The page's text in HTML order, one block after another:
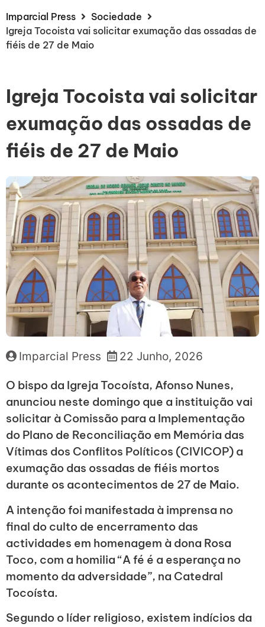
Imparcial Press
Sociedade
Igreja Tocoista vai solicitar exumação das ossadas de
fiéis de 27 de Maio
Igreja Tocoista vai solicitar
exumação das ossadas de
fiéis de 27 de Maio
Imparcial Press 22 Junho, 2026
O bispo da Igreja Tocoísta, Afonso Nunes,
anunciou neste domingo que a instituição vai
solicitar à Comissão para a Implementação
do Plano de Reconciliação em Memória das
Vítimas dos Conflitos Políticos (CIVICOP) a
exumação das ossadas de fiéis mortos
durante os acontecimentos de 27 de Maio.
A intenção foi manifestada à imprensa no
final do culto de encerramento das
actividades em homenagem à dona Rosa
Toco, com a homilia “A fé é a esperança no
momento da adversidade”, na Catedral
Tocoísta.
Segundo o líder religioso, existem indícios da